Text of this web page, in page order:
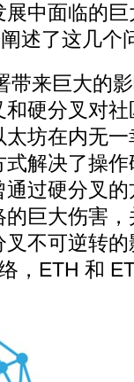
中面临的
述了这几个
带来巨大的
硬分叉对
坊在内无
解决了操
过硬分叉
巨大伤害
不可逆转
，ETH 和